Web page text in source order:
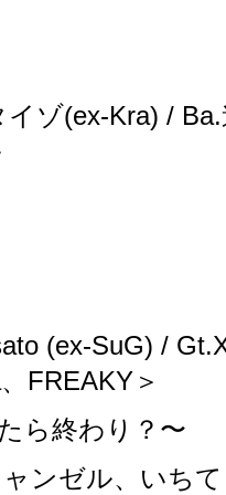
イゾ(ex-Kra) /
(ex-SuG) /
FREAKY＞
ら終わり？〜
ンゼル、いち